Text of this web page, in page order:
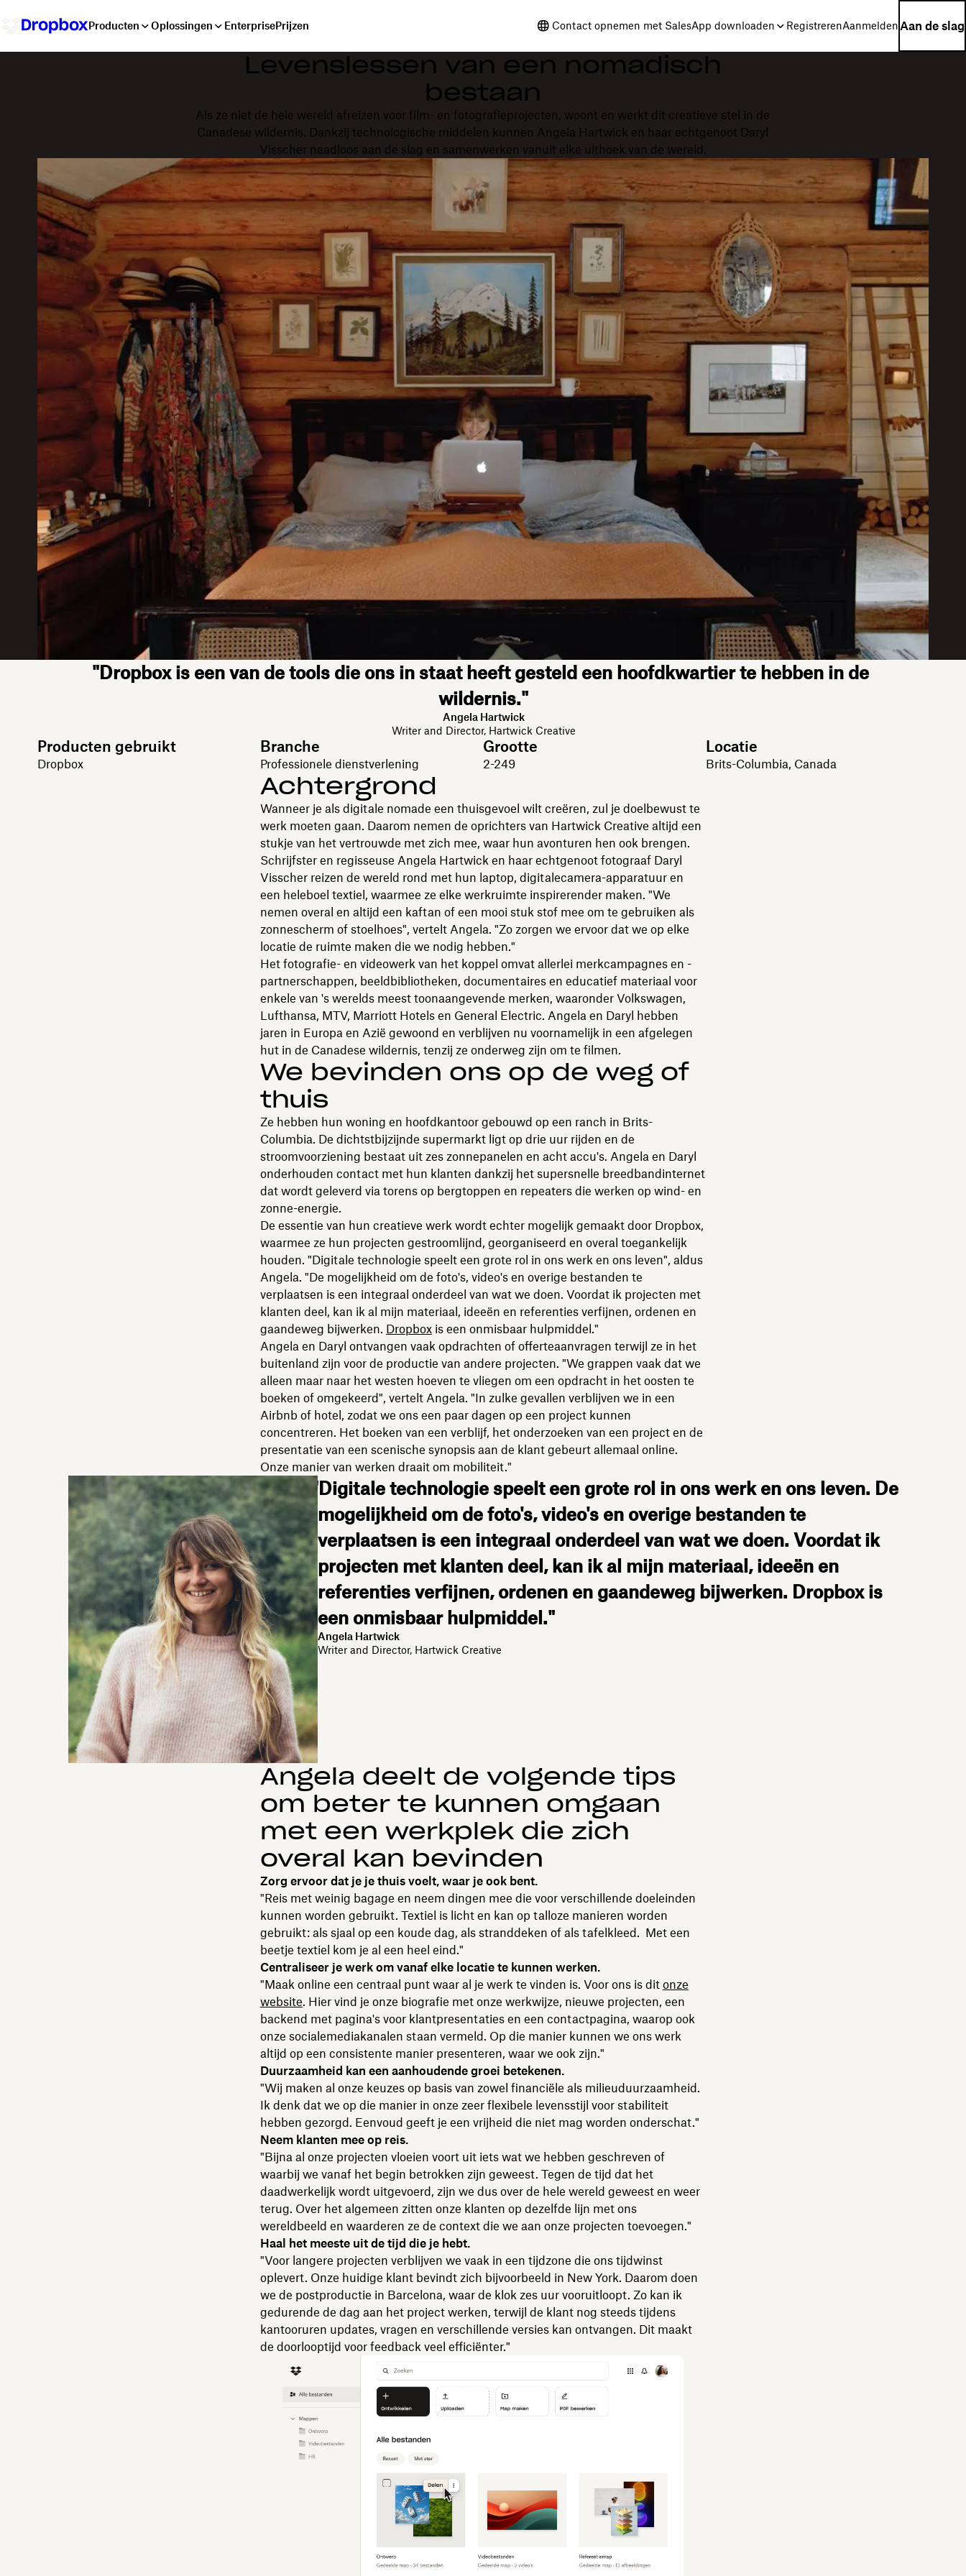
Producten Oplossingen EnterprisePrijzen Contact opnemen met SalesApp downloaden RegistrerenAanmelden Aan de slag
Levenslessen van een nomadisch
bestaan
Als ze niet de hele wereld afreizen voor film- en fotografieprojecten, woont en werkt dit creatieve stel in de
Canadese wildernis. Dankzij technologische middelen kunnen Angela Hartwick en haar echtgenoot Daryl
Visscher naadloos aan de slag en samenwerken vanuit elke uithoek van de wereld.
"Dropbox is een van de tools die ons in staat heeft gesteld een hoofdkwartier te hebben in de
wildernis."
Angela Hartwick
Writer and Director, Hartwick Creative
Producten gebruikt
Dropbox
Branche
Professionele dienstverlening
Grootte
2-249
Locatie
Brits-Columbia, Canada
Achtergrond
Wanneer je als digitale nomade een thuisgevoel wilt creëren, zul je doelbewust te
werk moeten gaan. Daarom nemen de oprichters van Hartwick Creative altijd een
stukje van het vertrouwde met zich mee, waar hun avonturen hen ook brengen.
Schrijfster en regisseuse Angela Hartwick en haar echtgenoot fotograaf Daryl
Visscher reizen de wereld rond met hun laptop, digitalecamera-apparatuur en
een heleboel textiel, waarmee ze elke werkruimte inspirerender maken. "We
nemen overal en altijd een kaftan of een mooi stuk stof mee om te gebruiken als
zonnescherm of stoelhoes", vertelt Angela. "Zo zorgen we ervoor dat we op elke
locatie de ruimte maken die we nodig hebben."
Het fotografie- en videowerk van het koppel omvat allerlei merkcampagnes en -
partnerschappen, beeldbibliotheken, documentaires en educatief materiaal voor
enkele van 's werelds meest toonaangevende merken, waaronder Volkswagen,
Lufthansa, MTV, Marriott Hotels en General Electric. Angela en Daryl hebben
jaren in Europa en Azië gewoond en verblijven nu voornamelijk in een afgelegen
hut in de Canadese wildernis, tenzij ze onderweg zijn om te filmen.
We bevinden ons op de weg of
thuis
Ze hebben hun woning en hoofdkantoor gebouwd op een ranch in Brits-
Columbia. De dichtstbijzijnde supermarkt ligt op drie uur rijden en de
stroomvoorziening bestaat uit zes zonnepanelen en acht accu's. Angela en Daryl
onderhouden contact met hun klanten dankzij het supersnelle breedbandinternet
dat wordt geleverd via torens op bergtoppen en repeaters die werken op wind- en
zonne-energie.
De essentie van hun creatieve werk wordt echter mogelijk gemaakt door Dropbox,
waarmee ze hun projecten gestroomlijnd, georganiseerd en overal toegankelijk
houden. "Digitale technologie speelt een grote rol in ons werk en ons leven", aldus
Angela. "De mogelijkheid om de foto's, video's en overige bestanden te
verplaatsen is een integraal onderdeel van wat we doen. Voordat ik projecten met
klanten deel, kan ik al mijn materiaal, ideeën en referenties verfijnen, ordenen en
gaandeweg bijwerken. Dropboxis een onmisbaar hulpmiddel."
Angela en Daryl ontvangen vaak opdrachten of offerteaanvragen terwijl ze in het
buitenland zijn voor de productie van andere projecten. "We grappen vaak dat we
alleen maar naar het westen hoeven te vliegen om een opdracht in het oosten te
boeken of omgekeerd", vertelt Angela. "In zulke gevallen verblijven we in een
Airbnb of hotel, zodat we ons een paar dagen op een project kunnen
concentreren. Het boeken van een verblijf, het onderzoeken van een project en de
presentatie van een scenische synopsis aan de klant gebeurt allemaal online.
Onze manier van werken draait om mobiliteit."
"Digitale technologie speelt een grote rol in ons werk en ons leven. De
mogelijkheid om de foto's, video's en overige bestanden te
verplaatsen is een integraal onderdeel van wat we doen. Voordat ik
projecten met klanten deel, kan ik al mijn materiaal, ideeën en
referenties verfijnen, ordenen en gaandeweg bijwerken. Dropbox is
een onmisbaar hulpmiddel."
Angela Hartwick
Writer and Director, Hartwick Creative
Angela deelt de volgende tips
om beter te kunnen omgaan
met een werkplek die zich
overal kan bevinden
Zorg ervoor dat je je thuis voelt, waar je ook bent.
"Reis met weinig bagage en neem dingen mee die voor verschillende doeleinden
kunnen worden gebruikt. Textiel is licht en kan op talloze manieren worden
gebruikt: als sjaal op een koude dag, als stranddeken of als tafelkleed. Met een
beetje textiel kom je al een heel eind."
Centraliseer je werk om vanaf elke locatie te kunnen werken.
"Maak online een centraal punt waar al je werk te vinden is. Voor ons is dit onze
website. Hier vind je onze biografie met onze werkwijze, nieuwe projecten, een
backend met pagina's voor klantpresentaties en een contactpagina, waarop ook
onze socialemediakanalen staan vermeld. Op die manier kunnen we ons werk
altijd op een consistente manier presenteren, waar we ook zijn."
Duurzaamheid kan een aanhoudende groei betekenen.
"Wij maken al onze keuzes op basis van zowel financiële als milieuduurzaamheid.
Ik denk dat we op die manier in onze zeer flexibele levensstijl voor stabiliteit
hebben gezorgd. Eenvoud geeft je een vrijheid die niet mag worden onderschat."
Neem klanten mee op reis.
"Bijna al onze projecten vloeien voort uit iets wat we hebben geschreven of
waarbij we vanaf het begin betrokken zijn geweest. Tegen de tijd dat het
daadwerkelijk wordt uitgevoerd, zijn we dus over de hele wereld geweest en weer
terug. Over het algemeen zitten onze klanten op dezelfde lijn met ons
wereldbeeld en waarderen ze de context die we aan onze projecten toevoegen."
Haal het meeste uit de tijd die je hebt.
"Voor langere projecten verblijven we vaak in een tijdzone die ons tijdwinst
oplevert. Onze huidige klant bevindt zich bijvoorbeeld in New York. Daarom doen
we de postproductie in Barcelona, waar de klok zes uur vooruitloopt. Zo kan ik
gedurende de dag aan het project werken, terwijl de klant nog steeds tijdens
kantooruren updates, vragen en verschillende versies kan ontvangen. Dit maakt
de doorlooptijd voor feedback veel efficiënter."